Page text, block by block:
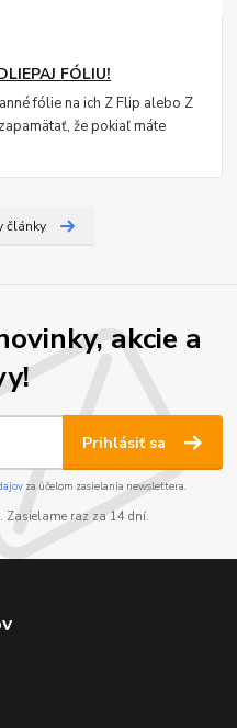
FÓLIU!
fólie na ich Z Flip alebo Z
že pokiaľ máte
články
akcie a
Prihlásiť sa
za účelom zasielania newslettera.
Zasielame raz za 14 dní.